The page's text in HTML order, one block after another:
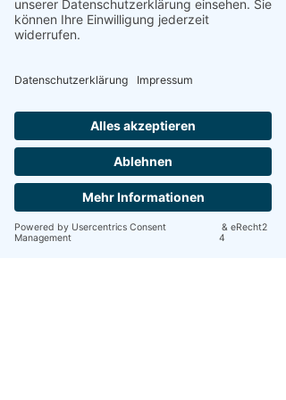
1 0 26
Escreva um comentário
Entschuldigung, darf ich Deine Lektüre
kurz unterbrechen? Bi...
Weiterlesen
Mitglieder